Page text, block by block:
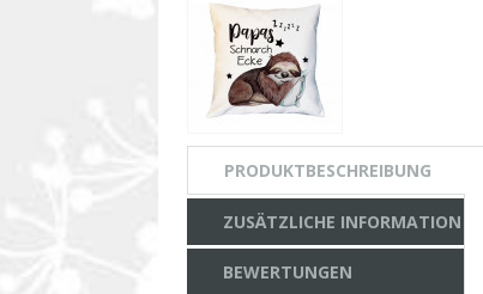
PRODUKTBESCHREIBUNG
ZUSÄTZLICHE INFORMATION
BEWERTUNGEN